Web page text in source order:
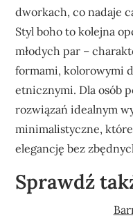
dworkach, co nadaje
Styl boho to kolejna
młodych par –
formami, kolorowymi
etnicznymi. Dla osób
rozwiązań idealnym
minimalistyczne,
elegancję bez
Sprawdź